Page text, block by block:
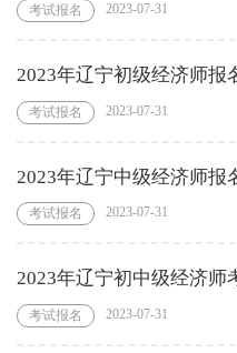
考试报名 2023-07-31
2023年辽宁初级经济师报
考试报名 2023-07-31
2023年辽宁中级经济师报
考试报名 2023-07-31
2023年辽宁初中级经济师
考试报名 2023-07-31